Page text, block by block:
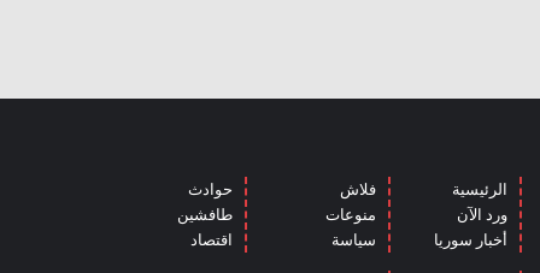
الرئيسية
ورد الآن
أخبار سوريا
فلاش
منوعات
سياسة
حوادث
طافشين
اقتصاد